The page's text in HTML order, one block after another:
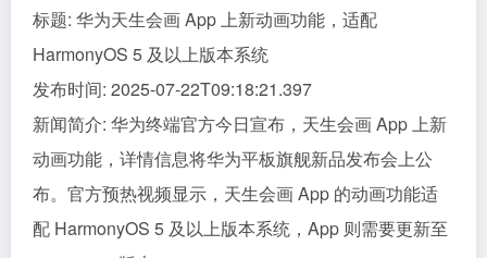
标题: 华为天生会画 App 上新动画功能，适配
HarmonyOS 5 及以上版本系统
发布时间: 2025-07-22T09:18:21.397
新闻简介: 华为终端官方今日宣布，天生会画 App 上新
动画功能，详情信息将华为平板旗舰新品发布会上公
布。官方预热视频显示，天生会画 App 的动画功能适
配 HarmonyOS 5 及以上版本系统，App 则需要更新至